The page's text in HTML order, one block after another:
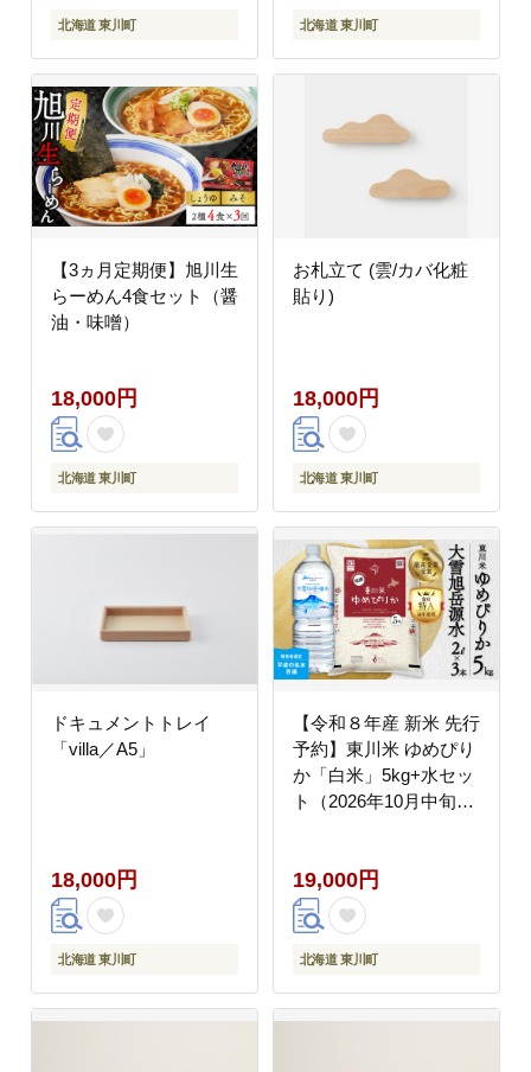
北海道 東川町 北海道 東川町
【3ヵ月定期便】旭川生
らーめん4食セット（醤
油・味噌）
18,000円
北海道 東川町
お札立て (雲/カバ化粧
貼り)
18,000円
北海道 東川町
ドキュメントトレイ
「villa／A5」
18,000円
北海道 東川町
【令和８年産 新米 先行
予約】東川米 ゆめぴり
か「白米」5kg+水セッ
ト（2026年10月中旬発
19,000円
北海道 東川町